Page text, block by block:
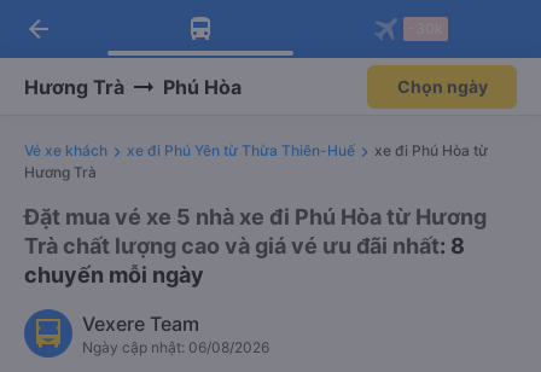
Tải app Vexere ngay!
Nhận ưu đãi thành viên độc
Mở app
Tải app Vexere
-30k/ghế khi đặt vé máy bay qua
Mở app
arrow_back
Hương Trà Phú Hòa Chọn ngày
Vé xe khách xe đi Phú Yên từ Thừa Thiên-Huế
xe đi Phú Hòa từ
Hương Trà
Đặt mua vé xe 5 nhà xe đi Phú Hòa từ Hương
Trà chất lượng cao và giá vé ưu đãi nhất: 8
chuyến mỗi ngày
Vexere Team
Ngày cập nhật: 06/08/2026